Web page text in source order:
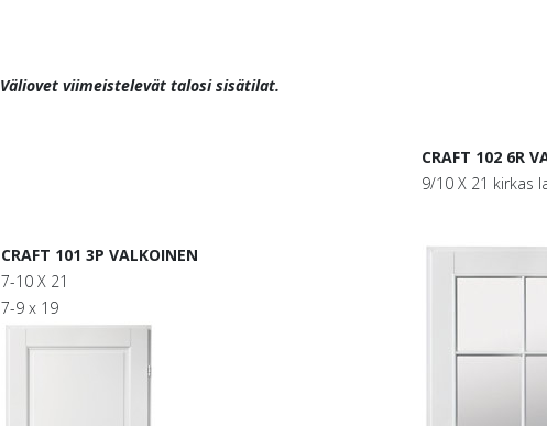
Väliovet viimeistelevät talosi sisätilat.
CRAFT 101 3P VALKOINEN
7-10 X 21
7-9 x 19
CRAFT 102 6R
9/10 X 21 kirkas